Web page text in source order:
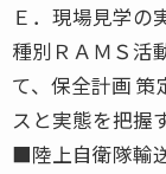
Ｅ．現場見学
種別ＲＡＭＳ活
て、保全計画 策
スと実態を把握
■陸上自衛隊輸